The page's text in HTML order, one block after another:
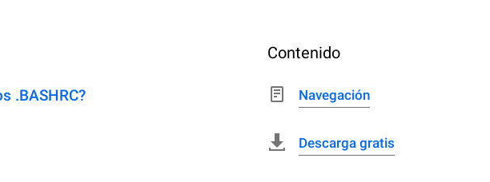
.BASHRC?
Contenido
Navegación
Descarga gratis